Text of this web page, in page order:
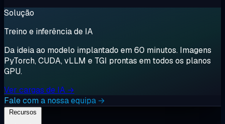
Solução
Treino e inferência de IA
Da ideia ao modelo implantado em 60 minutos. Imagens
PyTorch, CUDA, vLLM e TGI prontas em todos os planos
GPU.
Ver cargas de IA →
Fale com a nossa equipa →